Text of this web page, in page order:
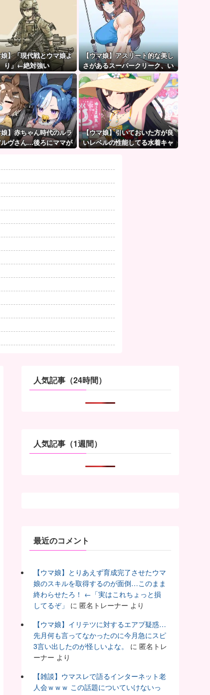
】「現代戦とウマ娘よ
り」←絶対強い
【ウマ娘】アスリート的な美し
さがあるスーパークリーク、い
いよね…
】赤ちゃん時代のルラ
ヴさん…後ろにママが
【ウマ娘】引いておいた方が良
いレベルの性能してる水着キャ
人気記事（24時間）
人気記事（1週間）
最近のコメント
【ウマ娘】とりあえず育成完了させたウマ
娘のスキルを取得するのが面倒…このまま
終わらせたろ！ ←「実はこれちょっと損
してるぞ」
に 匿名トレーナー より
【ウマ娘】イリテツに対するエアプ疑惑…
先月何も言ってなかったのに今月急にスピ
3言い出したのが怪しいよな。
に 匿名トレ
ーナー より
【雑談】ウマスレで語るインターネット老
人会ｗｗｗ この話題についていけないっ